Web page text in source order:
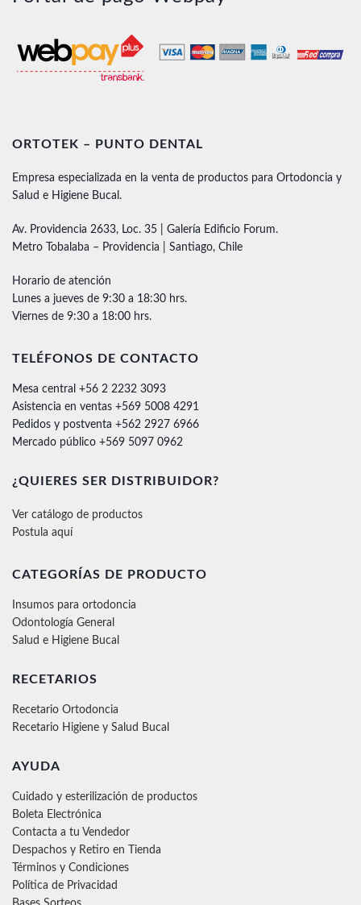
ORTOTEK – PUNTO DENTAL
Empresa especializada en la venta de productos para Ortodoncia y
Salud e Higiene Bucal.
Av. Providencia 2633, Loc. 35 | Galería Edificio Forum.
Metro Tobalaba – Providencia | Santiago, Chile
Horario de atención
Lunes a jueves de 9:30 a 18:30 hrs.
Viernes de 9:30 a 18:00 hrs.
TELÉFONOS DE CONTACTO
Mesa central +56 2 2232 3093
Asistencia en ventas +569 5008 4291
Pedidos y postventa +562 2927 6966
Mercado público +569 5097 0962
¿QUIERES SER DISTRIBUIDOR?
Ver catálogo de productos
Postula aquí
CATEGORÍAS DE PRODUCTO
Insumos para ortodoncia
Odontología General
Salud e Higiene Bucal
RECETARIOS
Recetario Ortodoncia
Recetario Higiene y Salud Bucal
AYUDA
Cuidado y esterilización de productos
Boleta Electrónica
Contacta a tu Vendedor
Despachos y Retiro en Tienda
Términos y Condiciones
Política de Privacidad